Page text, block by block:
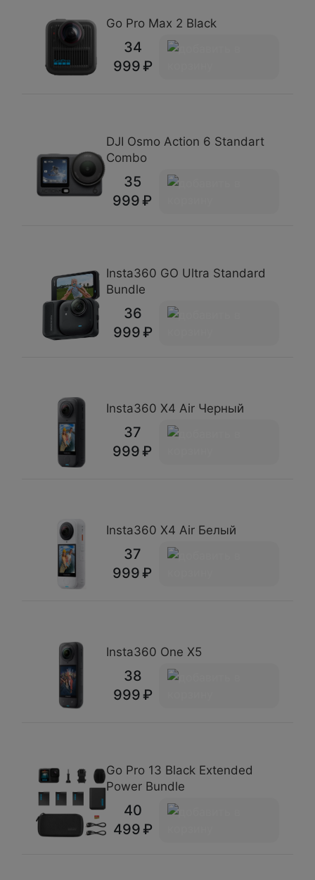
Go Pro Max 2 Black
34
999
DJI Osmo Action 6 Standart
Combo
35
999
Insta360 GO Ultra Standard
Bundle
36
999
Insta360 X4 Air Черный
37
999
Insta360 X4 Air Белый
37
999
Insta360 One X5
38
999
Go Pro 13 Black Extended
Power Bundle
40
499